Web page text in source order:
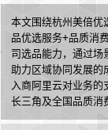
本文围绕杭州美倍
品优选服务+品质消
司选品能力，通过场
助力区域协同发展
入商阿里云对业务
长三角及全国品质消